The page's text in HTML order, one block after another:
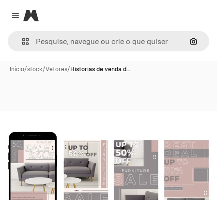
Close menu
Magnific
Início/stock/Vetores/Histórias de venda d…